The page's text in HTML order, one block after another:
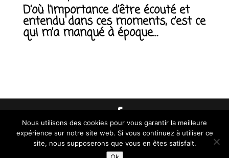
D’où l’importance d’être écouté et
entendu dans ces moments, c’est ce
qui m’a manqué à époque…
© 2026 AMAROSIA |Mentions Légales 309 rue
l'Abbaye des Prés 59500 DOUAI
Nous utilisons des cookies pour vous garantir la meilleure
expérience sur notre site web. Si vous continuez à utiliser ce
site, nous supposerons que vous en êtes satisfait.